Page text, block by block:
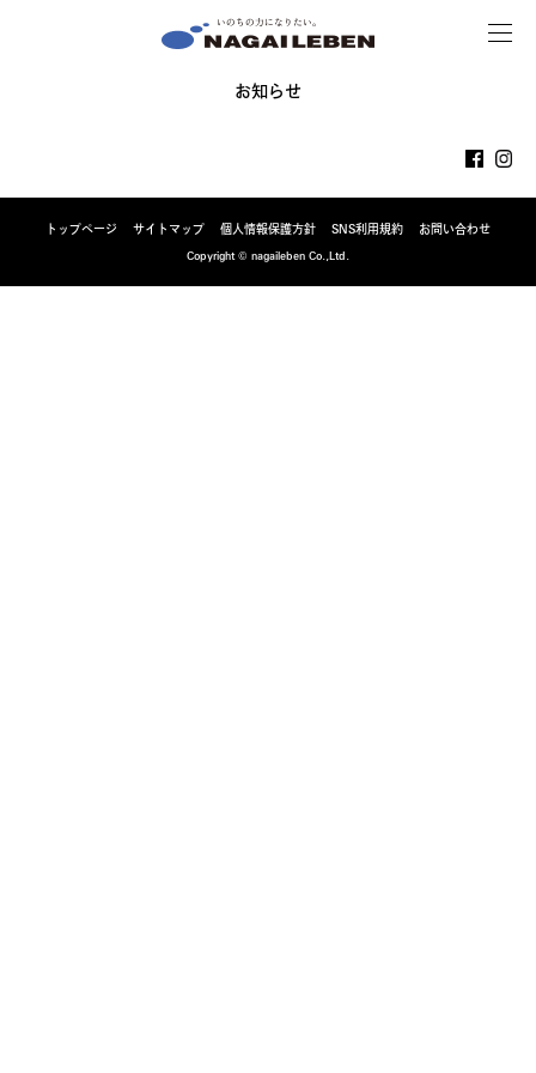
MENU
お知らせ
トップページ サイトマップ 個人情報保護方針 SNS利用規約
お問い合わせ
Copyright © nagaileben Co.,Ltd.